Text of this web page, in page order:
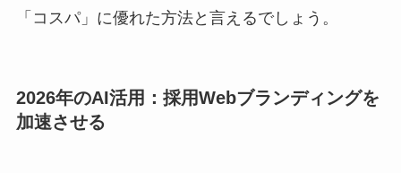
「コスパ」に優れた方法と言えるでしょう。
2026年のAI活用：採用Webブランディングを
加速させる